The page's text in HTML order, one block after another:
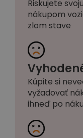
Riskujete
nákupom
zlom stave
Kúpite si
vyžadovať
ihneď po